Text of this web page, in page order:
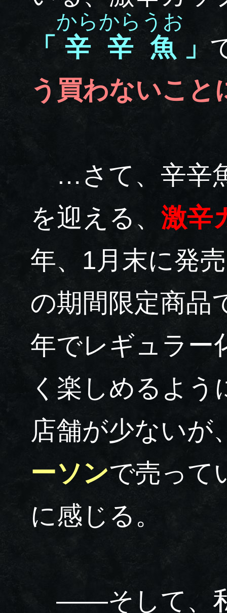
「 辛辛魚
からからうお
」
う買わないこと
…さて、辛辛
を迎える、 激辛
年、1月末に発
の期間限定商品
年でレギュラー
く楽しめるよ
店舗が少ないが
ーソンで売って
に感じる。
――そして、